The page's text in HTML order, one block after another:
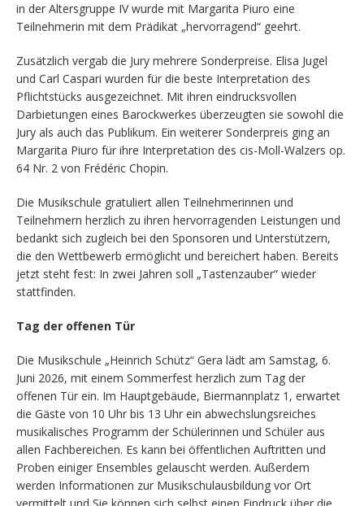
in der Altersgruppe IV wurde mit Margarita Piuro eine
Teilnehmerin mit dem Prädikat „hervorragend“ geehrt.
Zusätzlich vergab die Jury mehrere Sonderpreise. Elisa Jugel
und Carl Caspari wurden für die beste Interpretation des
Pflichtstücks ausgezeichnet. Mit ihren eindrucksvollen
Darbietungen eines Barockwerkes überzeugten sie sowohl die
Jury als auch das Publikum. Ein weiterer Sonderpreis ging an
Margarita Piuro für ihre Interpretation des cis-Moll-Walzers op.
64 Nr. 2 von Frédéric Chopin.
Die Musikschule gratuliert allen Teilnehmerinnen und
Teilnehmern herzlich zu ihren hervorragenden Leistungen und
bedankt sich zugleich bei den Sponsoren und Unterstützern,
die den Wettbewerb ermöglicht und bereichert haben. Bereits
jetzt steht fest: In zwei Jahren soll „Tastenzauber“ wieder
stattfinden.
Tag der offenen Tür
Die Musikschule „Heinrich Schütz“ Gera lädt am Samstag, 6.
Juni 2026, mit einem Sommerfest herzlich zum Tag der
offenen Tür ein. Im Hauptgebäude, Biermannplatz 1, erwartet
die Gäste von 10 Uhr bis 13 Uhr ein abwechslungsreiches
musikalisches Programm der Schülerinnen und Schüler aus
allen Fachbereichen. Es kann bei öffentlichen Auftritten und
Proben einiger Ensembles gelauscht werden. Außerdem
werden Informationen zur Musikschulausbildung vor Ort